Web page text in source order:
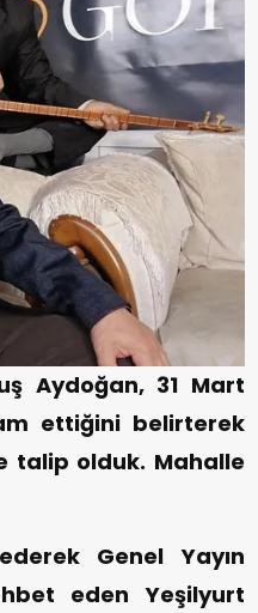
Aydoğan, 31 Mart
ettiğini belirterek
talip olduk. Mahalle
Genel Yayın
eden Yeşilyurt